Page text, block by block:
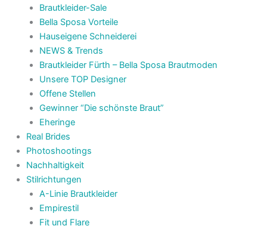
Brautkleider-Sale
Bella Sposa Vorteile
Hauseigene Schneiderei
NEWS & Trends
Brautkleider Fürth – Bella Sposa Brautmoden
Unsere TOP Designer
Offene Stellen
Gewinner “Die schönste Braut”
Eheringe
Real Brides
Photoshootings
Nachhaltigkeit
Stilrichtungen
A-Linie Brautkleider
Empirestil
Fit und Flare